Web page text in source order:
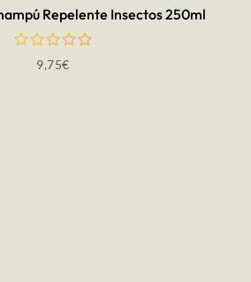
Repelente Insectos 250ml
9,75€